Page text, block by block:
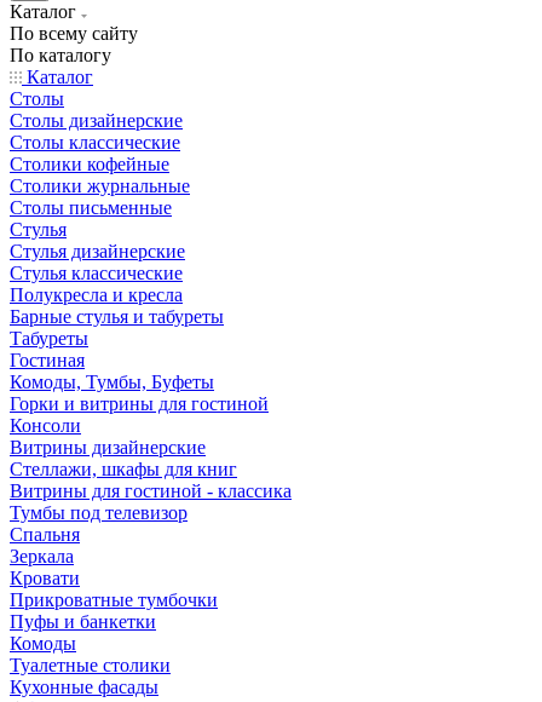
Каталог
По всему сайту
По каталогу
Каталог
Столы
Столы дизайнерские
Столы классические
Столики кофейные
Столики журнальные
Столы письменные
Стулья
Стулья дизайнерские
Стулья классические
Полукресла и кресла
Барные стулья и табуреты
Табуреты
Гостиная
Комоды, Тумбы, Буфеты
Горки и витрины для гостиной
Консоли
Витрины дизайнерские
Стеллажи, шкафы для книг
Витрины для гостиной - классика
Тумбы под телевизор
Спальня
Зеркала
Кровати
Прикроватные тумбочки
Пуфы и банкетки
Комоды
Туалетные столики
Кухонные фасады